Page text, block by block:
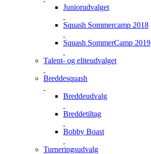
Juniorudvalget
Squash Sommercamp 2018
Squash SommerCamp 2019
Talent- og eliteudvalget
Breddesquash
Breddeudvalg
Breddetiltag
Bobby Boast
Turneringsudvalg